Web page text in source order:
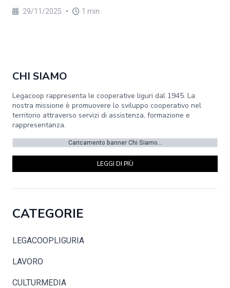
29/11/2025 • 1 min
CHI SIAMO
Legacoop rappresenta le cooperative liguri dal 1945. La
nostra missione è promuovere lo sviluppo cooperativo nel
territorio attraverso servizi di assistenza, formazione e
rappresentanza.
Caricamento banner Chi Siamo...
LEGGI DI PIÙ
CATEGORIE
LEGACOOPLIGURIA
LAVORO
CULTURMEDIA